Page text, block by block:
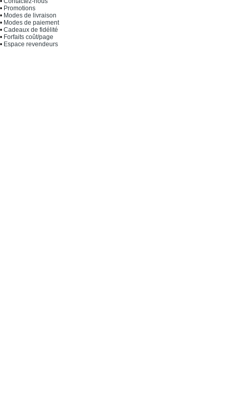
• Promotions
• Modes de livraison
• Modes de paiement
• Cadeaux de fidélité
• Forfaits coût/page
• Espace revendeurs